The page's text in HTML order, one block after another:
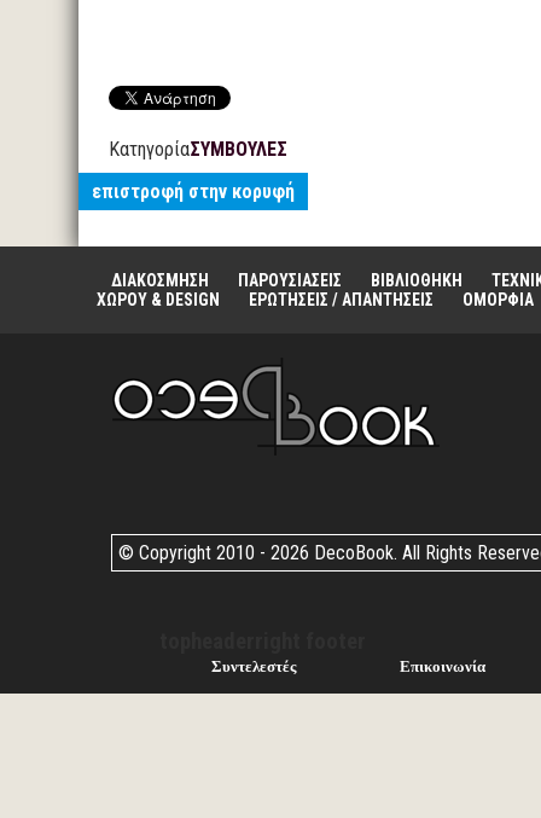
ΚατηγορίαΣΥΜΒΟΥΛΕΣ
επιστροφή στην κορυφή
ΔΙΑΚΟΣΜΗΣΗ ΠΑΡΟΥΣΙΑΣΕΙΣ ΒΙΒΛΙΟΘΗΚΗ
ΧΩΡΟΥ & DESIGN
ΕΡΩΤΗΣΕΙΣ / ΑΠΑΝΤΗΣΕΙΣ ΟΜΟΡΦΙΑ
© Copyright 2010 - 2026 DecoBook. All Rights
Συντελεστές Επικοινωνία